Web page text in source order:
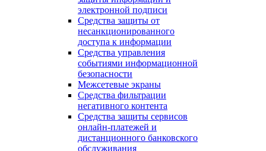
электронной подписи
Средства защиты от
несанкционированного
доступа к информации
Средства управления
событиями информационной
безопасности
Межсетевые экраны
Средства фильтрации
негативного контента
Средства защиты сервисов
онлайн-платежей и
дистанционного банковского
обслуживания